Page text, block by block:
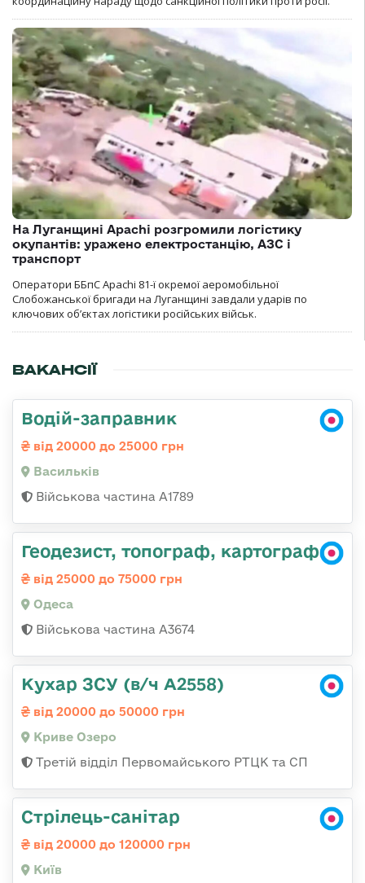
На Луганщині Apachi розгромили логістику
окупантів: уражено електростанцію, АЗС і
транспорт
Оператори ББпС Apachi 81-ї окремої аеромобільної
Слобожанської бригади на Луганщині завдали ударів по
ключових об’єктах логістики російських військ.
ВАКАНСІЇ
Водій-заправник
від 20000 до 25000 грн
Васильків
Військова частина А1789
Геодезист, топограф, картограф
від 25000 до 75000 грн
Одеса
Військова частина А3674
Кухар ЗСУ (в/ч А2558)
від 20000 до 50000 грн
Криве Озеро
Третій відділ Первомайського РТЦК та СП
Стрілець-санітар
від 20000 до 120000 грн
Київ